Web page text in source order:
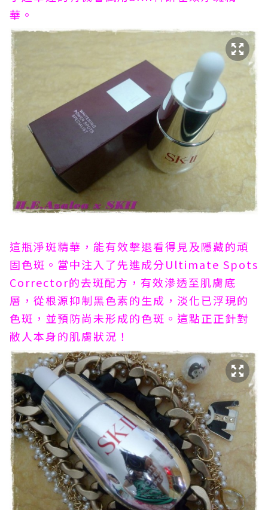
華。
這瓶淨斑精華，能有效擊退看得見及隱藏的頑
固色斑。當中注入了先進成分Ultimate Spots
Corrector的去斑配方，有效滲透至肌膚底
層，從根源抑制黑色素的生成，淡化已浮現的
色斑，並預防尚未形成的色斑。這點正正針對
敝人本身的肌膚狀況！